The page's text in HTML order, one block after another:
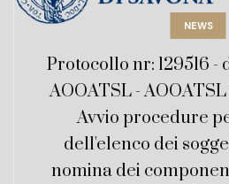
NEWS
Protocollo nr: 129516 -
AOOATSL -
Avvio procedure
dell'elenco dei
nomina dei